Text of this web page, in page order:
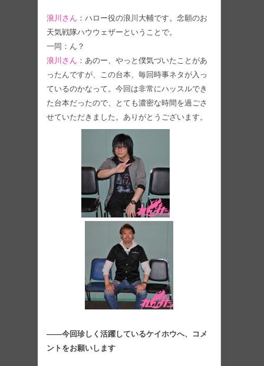
浪川さん ：ハロー役の浪川大輔です。念願のお
天気戦隊ハウウェザーということで。
一同：ん？
浪川さん ：あのー、やっと僕気づいたことがあ
ったんですが、この台本、毎回時事ネタが入っ
ているのかなって。今回は非常にハッスルでき
た台本だったので、とても濃密な時間を過ごさ
せていただきました。ありがとうございます。
――今回珍しく活躍しているケイホウへ、コメ
ントをお願いします